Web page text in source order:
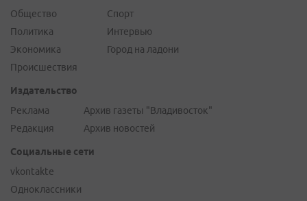
Общество
Политика
Экономика
Происшествия
Спорт
Интервью
Город на ладони
Издательство
Реклама
Редакция
Архив газеты "Владивосток"
Архив новостей
Социальные сети
vkontakte
Одноклассники